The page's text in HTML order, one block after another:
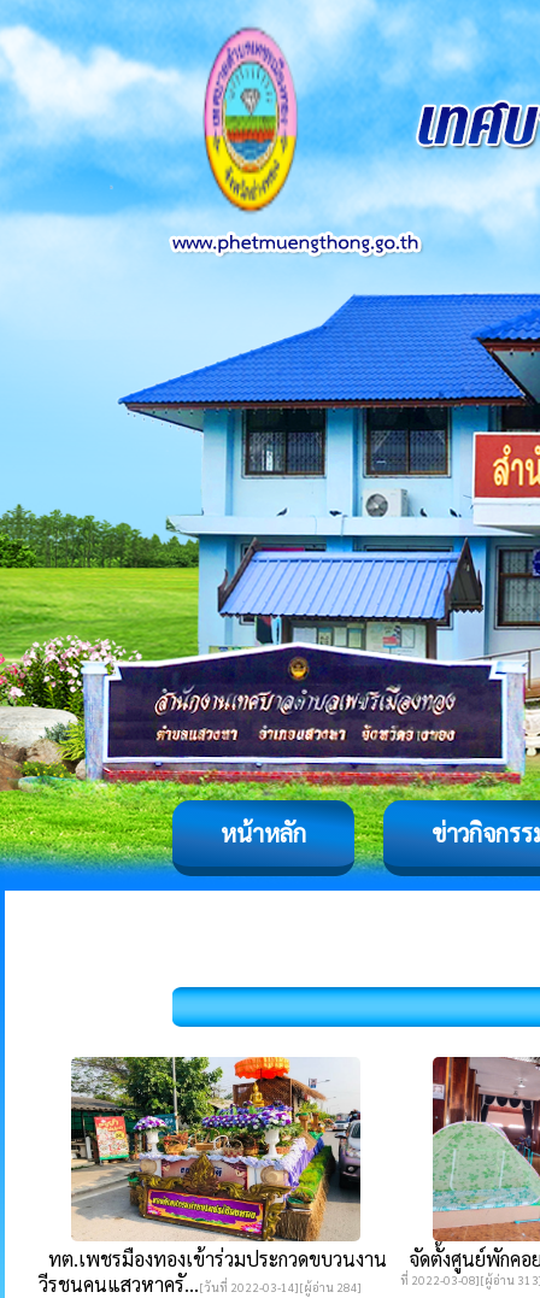
หน้าหลัก ข่าวกิจกรร
ทต.เพชรมืองทองเข้าร่วมประกวดขบวนงาน
วีรชนคนแสวหาครั...[วันที่ 2022-03-14][ผู้อ่าน 284]
จัดตั้งศูนย์พักคอ
ที่ 2022-03-08][ผู้อ่าน